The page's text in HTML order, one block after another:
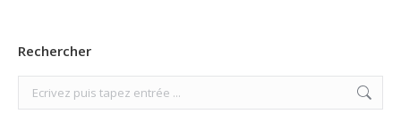
Rechercher
Search: